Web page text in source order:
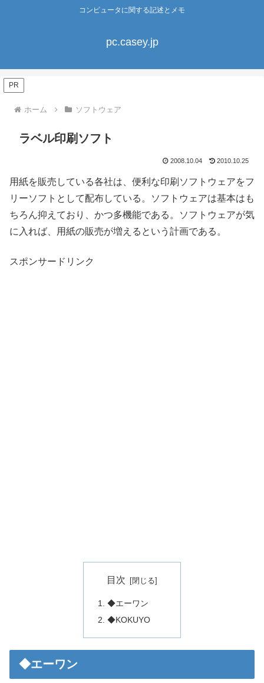
コンピュータに関する記述とメモ
pc.casey.jp
PR
ホーム ソフトウェア
ラベル印刷ソフト
2008.10.04 2010.10.25
用紙を販売している各社は、便利な印刷ソフトウェアをフ
リーソフトとして配布している。ソフトウェアは基本はも
ちろん抑えており、かつ多機能である。ソフトウェアが気
に入れば、用紙の販売が増えるという計画である。
スポンサードリンク
目次
◆エーワン
◆KOKUYO
◆エーワン